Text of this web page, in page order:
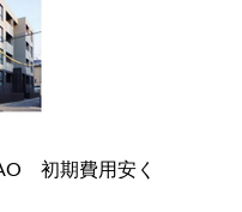
初期費用安く